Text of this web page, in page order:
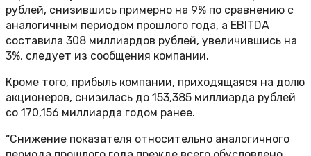
рублей, снизившись примерно на 9% по сравнению с
аналогичным периодом прошлого года, а EBITDA
составила 308 миллиардов рублей, увеличившись на
3%, следует из сообщения компании.
Кроме того, прибыль компании, приходящаяся на долю
акционеров, снизилась до 153,385 миллиарда рублей
со 170,156 миллиарда годом ранее.
“Снижение показателя относительно аналогичного